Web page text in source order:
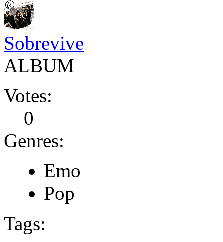
Sobrevive
ALBUM
Votes:
0
Genres:
Emo
Pop
Tags: